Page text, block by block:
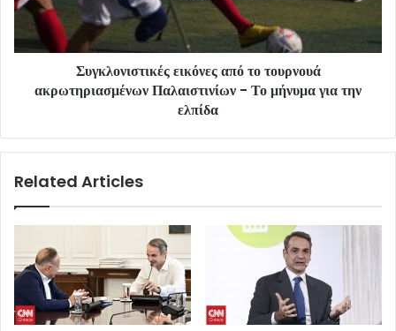
Συγκλονιστικές εικόνες από το τουρνουά
ακρωτηριασμένων Παλαιστινίων - Το μήνυμα για την
ελπίδα
Related Articles